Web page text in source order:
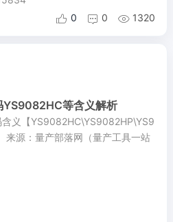
 0  0  1320
YS9082HC等含义解析
义【YS9082HC\YS9082HP\YS9
源：量产部落网（量产工具一站